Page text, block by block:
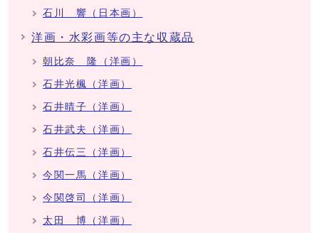
石川 響（日本画）
洋画・水彩画等の主な収蔵品
朝比奈 隆（洋画）
石井光楓（洋画）
石井晴子（洋画）
石井武夫（洋画）
石井伝三（洋画）
今関一馬（洋画）
今関啓司（洋画）
太田 博（洋画）